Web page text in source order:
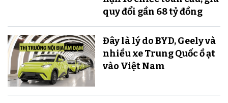
quy đổi gần 68 tỷ đồng
Đây là lý do BYD, Geely và
nhiều xe Trung Quốc ồ ạt
vào Việt Nam